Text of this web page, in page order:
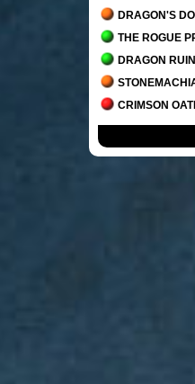
DRAGON'S
THE ROGUE
DRAGON
CRIMSON
PRAGMATA
GRIME II